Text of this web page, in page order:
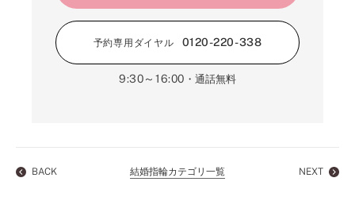
予約専用ダイヤル 0120-220-338
9:30～16:00 ・通話無料
BACK 結婚指輪カテゴリ一覧 NEXT